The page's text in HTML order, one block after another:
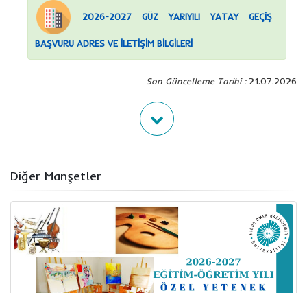
2026-2027 GÜZ YARIYILI YATAY GEÇİŞ
BAŞVURU ADRES VE İLETİŞİM BİLGİLERİ
Son Güncelleme Tarihi :21.07.2026
Diğer Manşetler